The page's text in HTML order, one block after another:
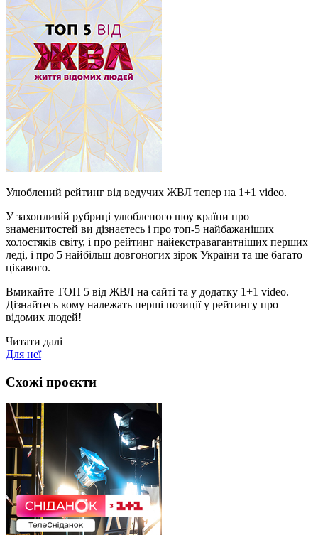
Улюблений рейтинг від ведучих ЖВЛ тепер на 1+1 video.
У захопливій рубриці улюбленого шоу країни про
знаменитостей ви дізнаєтесь і про топ-5 найбажаніших
холостяків світу, і про рейтинг найекстравагантніших перших
леді, і про 5 найбільш довгоногих зірок України та ще багато
цікавого.
Вмикайте ТОП 5 від ЖВЛ на сайті та у додатку 1+1 video.
Дізнайтесь кому належать перші позиції у рейтингу про
відомих людей!
Читати далі
Для неї
Схожі проєкти